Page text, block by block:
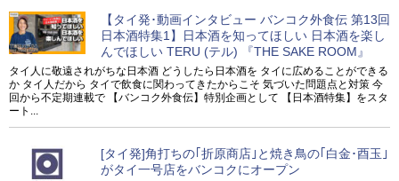
【タイ発･動画インタビュー バンコク外食伝 第13回
日本酒特集1】日本酒を知ってほしい 日本酒を楽し
んでほしい TERU (テル) 『THE SAKE ROOM』
タイ人に敬遠されがちな日本酒 どうしたら日本酒を タイに広めることができる
か タイ人だから タイで飲食に関わってきたからこそ 気づいた問題点と対策 今
回から不定期連載で 【バンコク外食伝】特別企画として 【日本酒特集】をスタ
ート...
[タイ発]角打ちの｢折原商店｣と焼き鳥の｢白金･酉玉｣
がタイ一号店をバンコクにオープン